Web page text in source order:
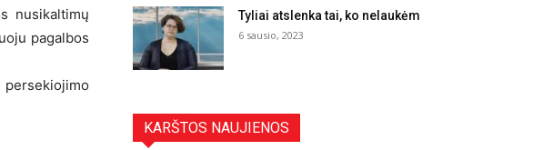
nusikaltimų
pagalbos
Tyliai atslenka tai, ko nelaukėm
6 sausio, 2023
KARŠTOS NAUJIENOS